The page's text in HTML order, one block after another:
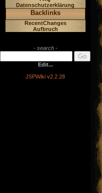
Datenschutzerklärung
Backlinks
RecentChanges
Aufbruch
- search -
Edit...
JSPWiki v2.2.28